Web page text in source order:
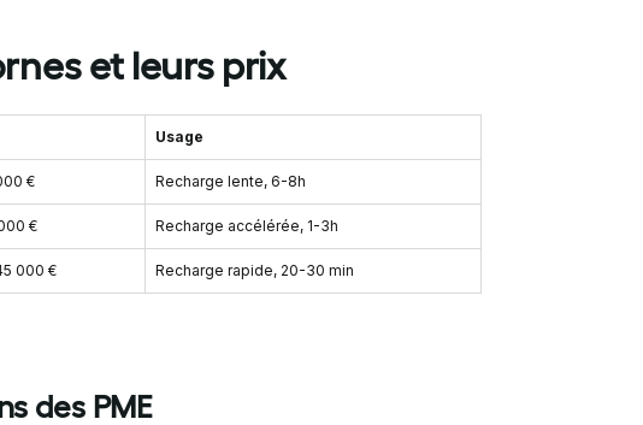
et leurs prix
Usage
€ Recharge lente, 6-8h
€ Recharge accélérée, 1-3h
000 € Recharge rapide, 20-30 min
des PME